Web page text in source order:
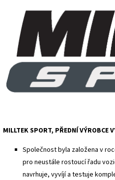
MILLTEK SPORT, PŘEDNÍ VÝROBCE
Společnost byla založena v
pro neustále rostoucí řadu
navrhuje, vyvíjí a testuje